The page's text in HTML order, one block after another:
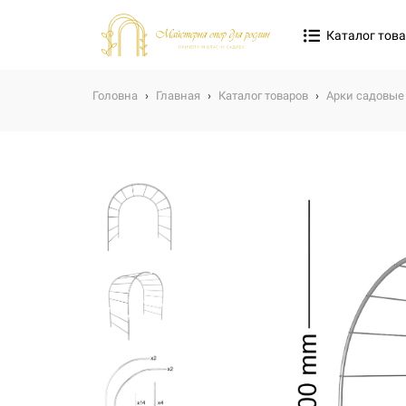
Каталог
Головна › Главная › Каталог товаров › Арки садовые